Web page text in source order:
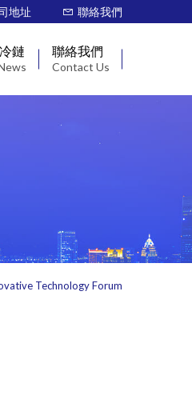
地址 聯絡我們
鏈 聯絡我們
Contact Us
Technology Forum